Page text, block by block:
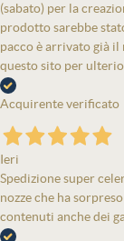
(sabato) per la
prodotto sarebbe
pacco è arrivato già
questo sito per
Acquirente verificato
Ieri
Spedizione super
nozze che ha
contenuti anche dei